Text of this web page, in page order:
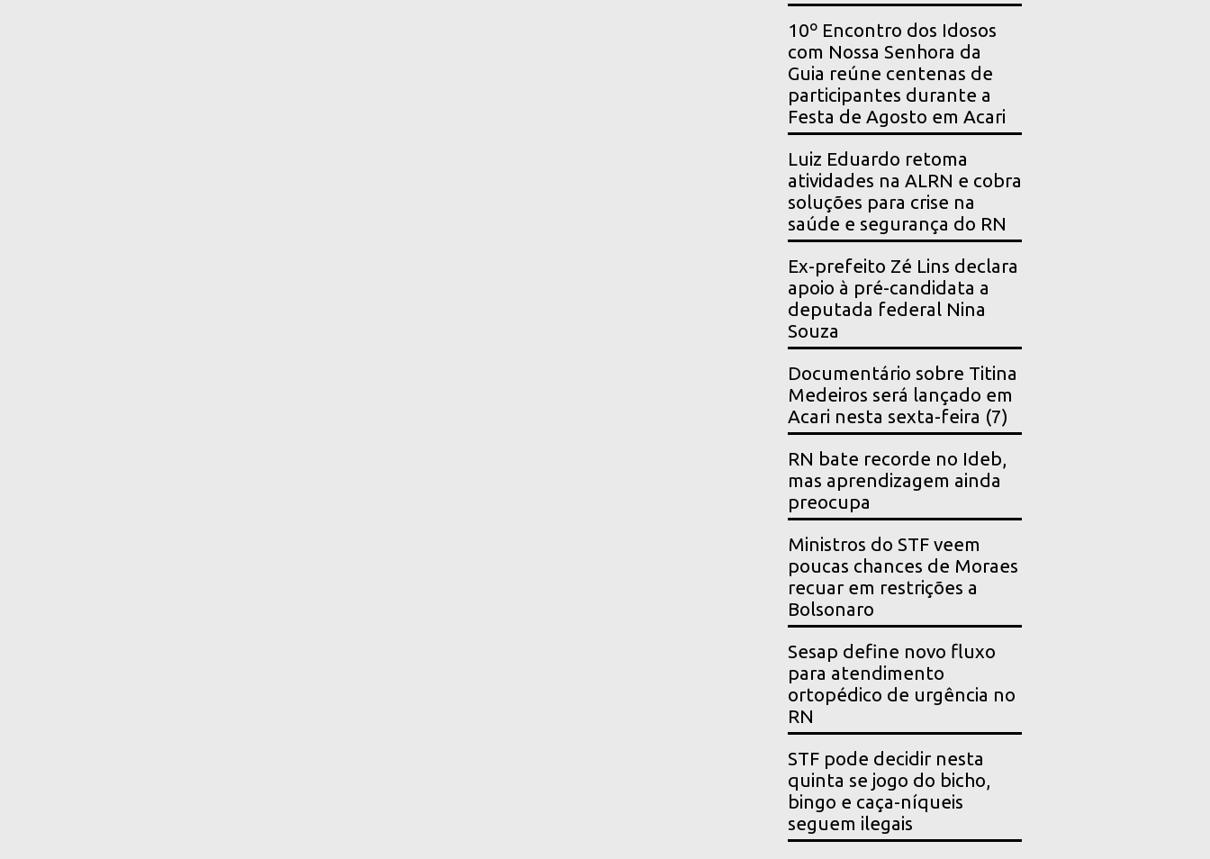
10º Encontro dos Idosos
com Nossa Senhora da
Guia reúne centenas de
participantes durante a
Festa de Agosto em Acari
Luiz Eduardo retoma
atividades na ALRN e cobra
soluções para crise na
saúde e segurança do RN
Ex-prefeito Zé Lins declara
apoio à pré-candidata a
deputada federal Nina
Souza
Documentário sobre Titina
Medeiros será lançado em
Acari nesta sexta-feira (7)
RN bate recorde no Ideb,
mas aprendizagem ainda
preocupa
Ministros do STF veem
poucas chances de Moraes
recuar em restrições a
Bolsonaro
Sesap define novo fluxo
para atendimento
ortopédico de urgência no
RN
STF pode decidir nesta
quinta se jogo do bicho,
bingo e caça-níqueis
seguem ilegais